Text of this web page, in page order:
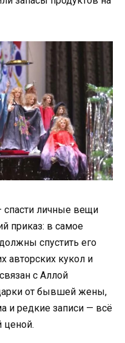
спасти личные вещи
приказ: в самое
спустить его
авторских кукол и
с Аллой
от бывшей жены,
и редкие записи — всё
ценой.